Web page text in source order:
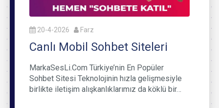
20-4-2026 Farz
Canlı Mobil Sohbet Siteleri
MarkaSesLi.Com Türkiye’nin En Popüler
Sohbet Sitesi Teknolojinin hızla gelişmesiyle
birlikte iletişim alışkanlıklarımız da köklü bir…